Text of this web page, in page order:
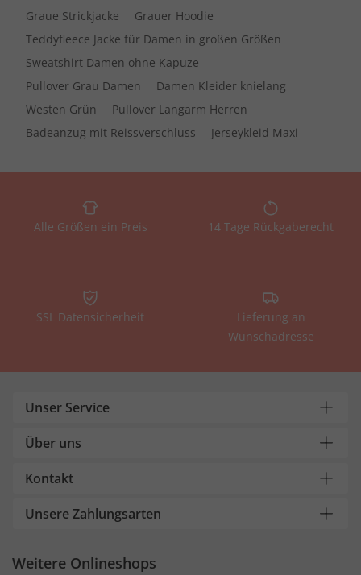
Graue Strickjacke
Grauer Hoodie
Teddyfleece Jacke für Damen in großen Größen
Sweatshirt Damen ohne Kapuze
Pullover Grau Damen
Damen Kleider knielang
Westen Grün
Pullover Langarm Herren
Badeanzug mit Reissverschluss
Jerseykleid Maxi
Alle Größen ein Preis 14 Tage Rückgaberecht
SSL Datensicherheit
Lieferung an
Wunschadresse
Unser Service
Über uns
Kontakt
Unsere Zahlungsarten
Weitere Onlineshops